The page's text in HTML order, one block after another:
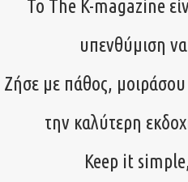
Το The K-magazine
υπενθύμιση
Ζήσε με πάθος,
την καλύτερη
Keep it